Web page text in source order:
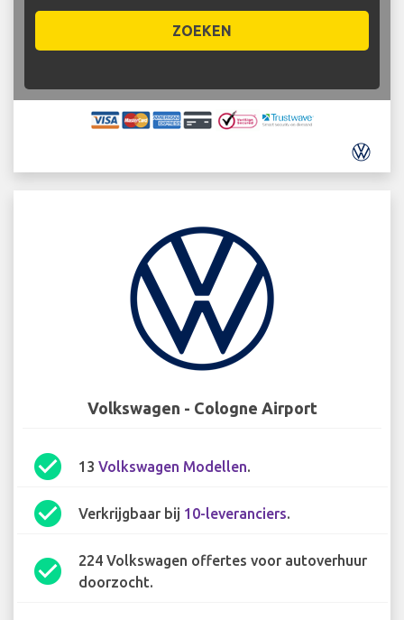
ZOEKEN
Volkswagen - Cologne Airport
check_circle 13 Volkswagen Modellen.
check_circle Verkrijgbaar bij 10-leveranciers.
check_circle
224 Volkswagen offertes voor autoverhuur
doorzocht.